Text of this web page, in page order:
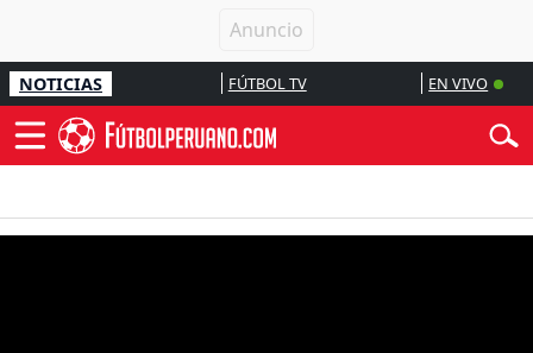
NOTICIAS FÚTBOL TV EN VIVO